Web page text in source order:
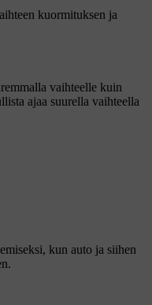
kuormituksen ja
vaihteelle kuin
ajaa suurella vaihteella
kun auto ja siihen